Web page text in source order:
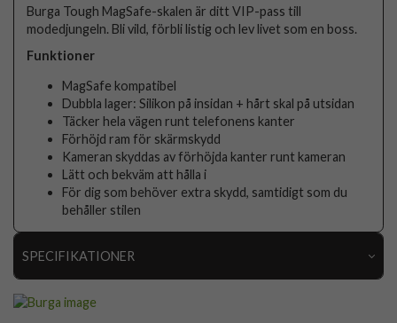
Burga Tough MagSafe-skalen är ditt VIP-pass till
modedjungeln. Bli vild, förbli listig och lev livet som en boss.
Funktioner
MagSafe kompatibel
Dubbla lager: Silikon på insidan + hårt skal på utsidan
Täcker hela vägen runt telefonens kanter
Förhöjd ram för skärmskydd
Kameran skyddas av förhöjda kanter runt kameran
Lätt och bekväm att hålla i
För dig som behöver extra skydd, samtidigt som du
behåller stilen
SPECIFIKATIONER